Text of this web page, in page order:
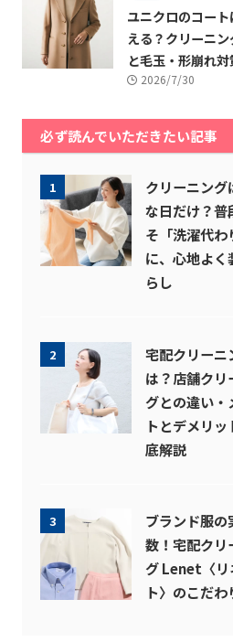
ユニクロのコー
える？クリーニ
と毛玉・形崩れ対
2026/7/30
必ず読んでいただきたい記事
1
クリーニング
な日だけ？普
そ「洗濯代わ
に、心地よく
らし
2
宅配クリーニ
は？店舗クリ
グとの違い・
トとデメリッ
底解説
3
ブランド服の
数！宅配クリ
グ Lenet〈リ
ト〉のこだわ